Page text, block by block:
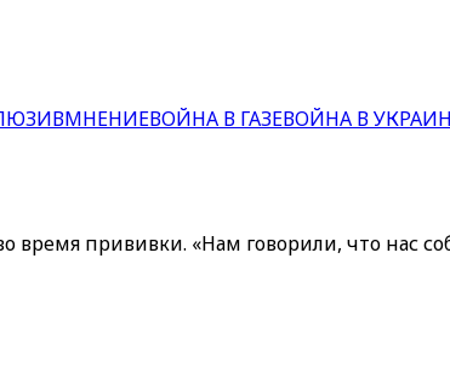
МНЕНИЕВОЙНА В ГАЗЕВОЙНА В
прививки. «Нам говорили, что нас